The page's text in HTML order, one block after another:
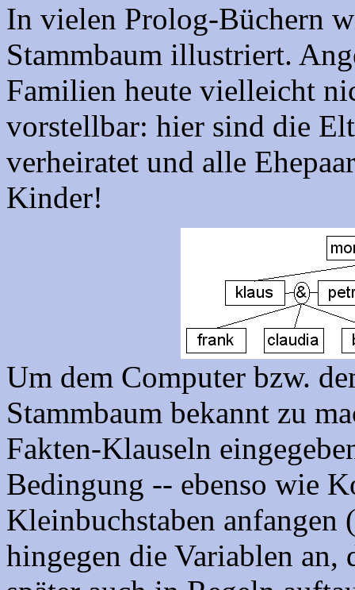
In vielen Prolog-Büchern
Stammbaum illustriert.
Familien heute vielleicht
vorstellbar: hier sind die
verheiratet und alle
Kinder!
Um dem Computer bzw.
Stammbaum bekannt zu
Fakten-Klauseln
Bedingung -- ebenso wie
Kleinbuchstaben anfangen
hingegen die Variablen